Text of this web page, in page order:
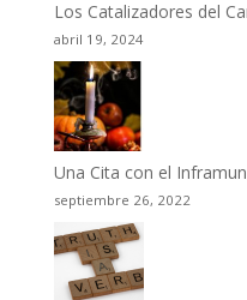
Los Catalizadores del
abril 19, 2024
Una Cita con el
septiembre 26, 2022